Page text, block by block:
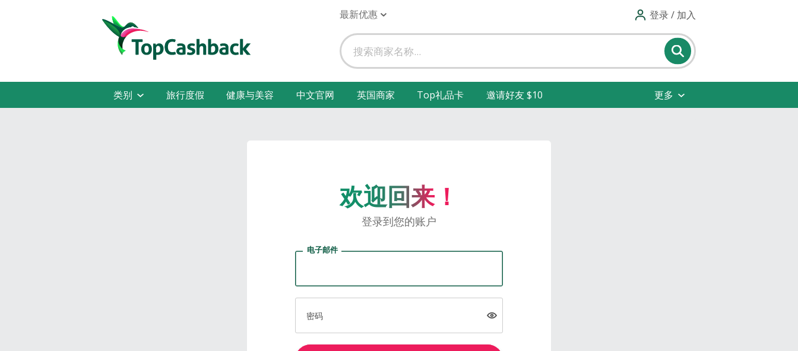
最新优惠 登录 / 加入
类别 旅行度假 健康与美容 中文官网 英国商家 Top礼品卡 邀请好友 $10 更多
欢迎回来！
登录到您的账户
电子邮件
密码